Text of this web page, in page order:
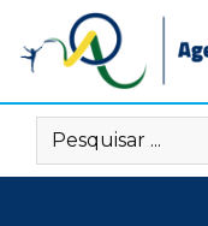
content